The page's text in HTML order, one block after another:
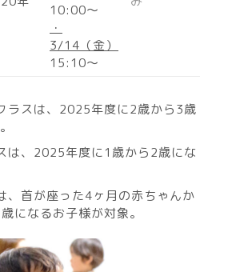
10:00〜
・
3/14（金）
15:10〜
ラスは、2025年度に2歳から3歳
は、2025年度に1歳から2歳にな
、首が座った4ヶ月の赤ちゃんか
になるお子様が対象。